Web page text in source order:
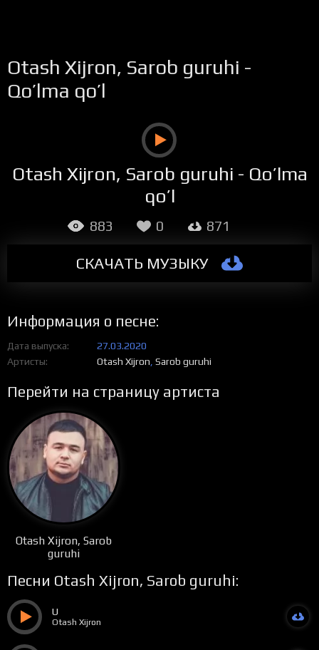
Otash Xijron, Sarob guruhi -
Qo’lma qo’l
Otash Xijron, Sarob guruhi - Qo’lma
qo’l
СКАЧАТЬ МУЗЫКУ
883 0 871
Информация о песне:
Дата выпуска
27.03.2020
Артисты
Otash Xijron Sarob guruhi
Перейти на страницу артиста
Otash Xijron, Sarob
guruhi
Песни Otash Xijron, Sarob guruhi:
U
Otash Xijron